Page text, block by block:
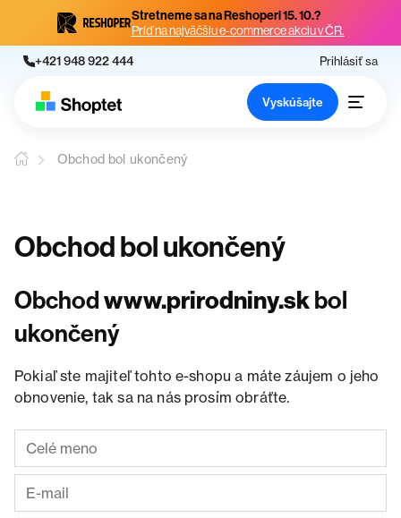
Stretneme sa na Reshoperi 15. 10.?
Príď na najväčšiu e-commerce akciu v ČR.
+421 948 922 444 Prihlásiť sa
Vyskúšajte
Obchod bol ukončený
Obchod bol ukončený
Obchodwww.prirodniny.skbol
ukončený
Pokiaľ ste majiteľ tohto e-shopu a máte záujem o jeho
obnovenie, tak sa na nás prosím obráťte.